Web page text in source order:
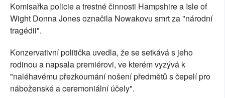
Komisařka policie a trestné činnosti Hampshire a Isle of
Wight Donna Jones označila Nowakovu smrt za "národní
tragédii".
Konzervativní politička uvedla, že se setkává s jeho
rodinou a napsala premiérovi, ve kterém vyzývá k
"naléhavému přezkoumání nošení předmětů s čepelí pro
náboženské a ceremoniální účely".